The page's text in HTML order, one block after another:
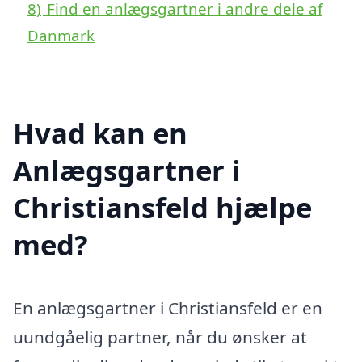
8) Find en anlægsgartner i andre dele af
Danmark
Hvad kan en
Anlægsgartner i
Christiansfeld hjælpe
med?
En anlægsgartner i Christiansfeld er en
uundgåelig partner, når du ønsker at